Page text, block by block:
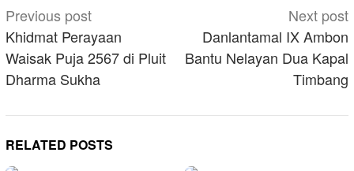
Post
navigation
Previous post
Khidmat Perayaan
Waisak Puja 2567 di Pluit
Dharma Sukha
Next post
Danlantamal IX Ambon
Bantu Nelayan Dua Kapal
Timbang
RELATED POSTS